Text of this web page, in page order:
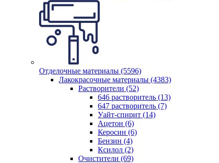
Отделочные материалы (5596)
Лакокрасочные материалы (4383)
Растворители (52)
646 растворитель (13)
647 растворитель (7)
Уайт-спирит (14)
Ацетон (6)
Керосин (6)
Бензин (4)
Ксилол (2)
Очистители (69)